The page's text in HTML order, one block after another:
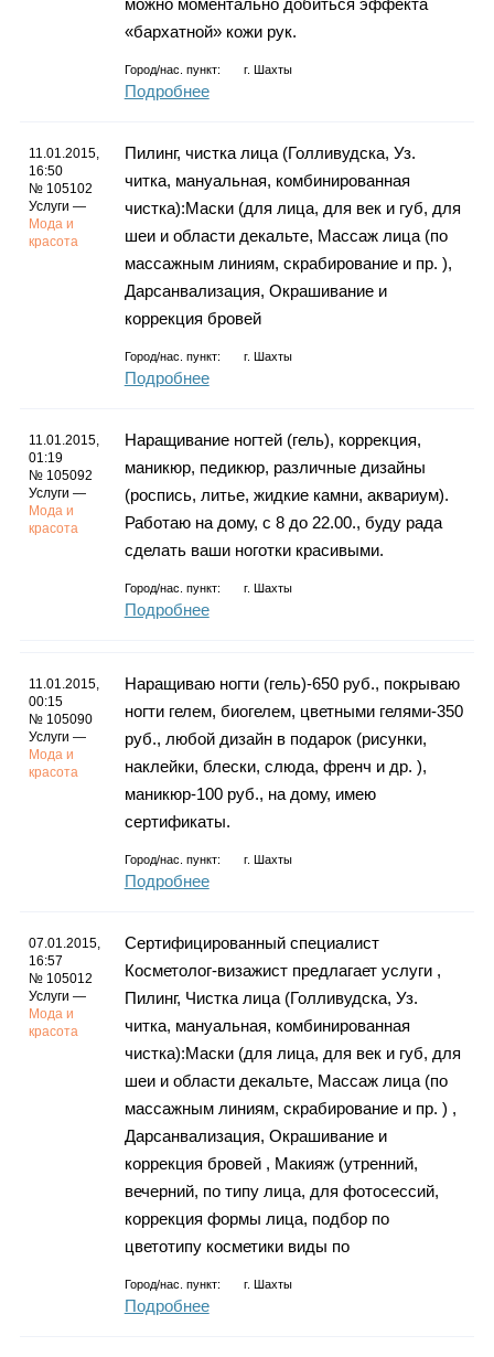
Карты
можно моментально добиться эффекта
«бархатной» кожи рук.
Город/нас. пункт: г. Шахты
Подробнее
11.01.2015,
16:50
№ 105102
Услуги —
Мода и
красота
Пилинг, чистка лица (Голливудска, Уз.
читка, мануальная, комбинированная
чистка):Маски (для лица, для век и губ, для
шеи и области декальте, Массаж лица (по
массажным линиям, скрабирование и пр. ),
Дарсанвализация, Окрашивание и
коррекция бровей
Город/нас. пункт: г. Шахты
Подробнее
11.01.2015,
01:19
№ 105092
Услуги —
Мода и
красота
Наращивание ногтей (гель), коррекция,
маникюр, педикюр, различные дизайны
(роспись, литье, жидкие камни, аквариум).
Работаю на дому, с 8 до 22.00., буду рада
сделать ваши ноготки красивыми.
Город/нас. пункт: г. Шахты
Подробнее
11.01.2015,
00:15
№ 105090
Услуги —
Мода и
красота
Наращиваю ногти (гель)-650 руб., покрываю
ногти гелем, биогелем, цветными гелями-350
руб., любой дизайн в подарок (рисунки,
наклейки, блески, слюда, френч и др. ),
маникюр-100 руб., на дому, имею
сертификаты.
Город/нас. пункт: г. Шахты
Подробнее
07.01.2015,
16:57
№ 105012
Услуги —
Мода и
красота
Сертифицированный специалист
Косметолог-визажист предлагает услуги ,
Пилинг, Чистка лица (Голливудска, Уз.
читка, мануальная, комбинированная
чистка):Маски (для лица, для век и губ, для
шеи и области декальте, Массаж лица (по
массажным линиям, скрабирование и пр. ) ,
Дарсанвализация, Окрашивание и
коррекция бровей , Макияж (утренний,
вечерний, по типу лица, для фотосессий,
коррекция формы лица, подбор по
цветотипу косметики виды по
Город/нас. пункт: г. Шахты
Подробнее